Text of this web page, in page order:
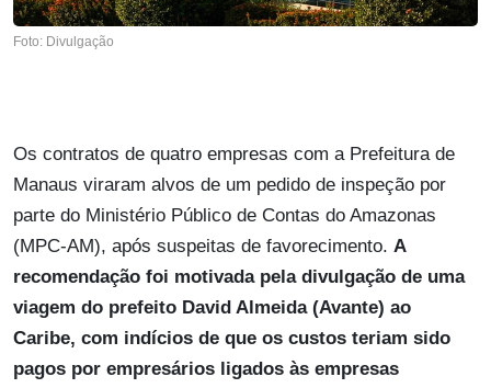
Foto: Divulgação
Os contratos de quatro empresas com a Prefeitura de
Manaus viraram alvos de um pedido de inspeção por
parte do Ministério Público de Contas do Amazonas
(MPC-AM), após suspeitas de favorecimento. A
recomendação foi motivada pela divulgação de uma
viagem do prefeito David Almeida (Avante) ao
Caribe, com indícios de que os custos teriam sido
pagos por empresários ligados às empresas